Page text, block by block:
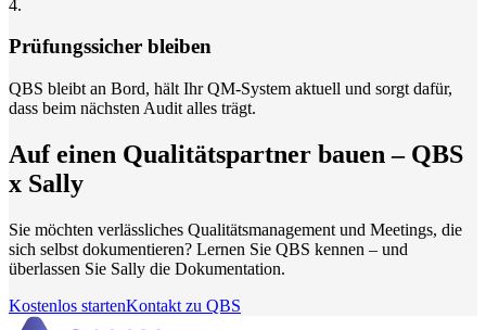
4.
Prüfungssicher bleiben
QBS bleibt an Bord, hält Ihr QM-System aktuell und sorgt dafür,
dass beim nächsten Audit alles trägt.
Auf einen Qualitätspartner bauen – QBS
x Sally
Sie möchten verlässliches Qualitätsmanagement und Meetings, die
sich selbst dokumentieren? Lernen Sie QBS kennen – und
überlassen Sie Sally die Dokumentation.
Kostenlos startenKontakt zu QBS